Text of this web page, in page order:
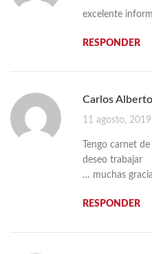
excelente
RESPONDER
Carlos
11 agosto,
Tengo carnet
deseo trabajar
… muchas
RESPONDER